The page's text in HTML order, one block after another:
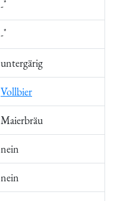
-*
-*
untergärig
Vollbier
Maierbräu
nein
nein